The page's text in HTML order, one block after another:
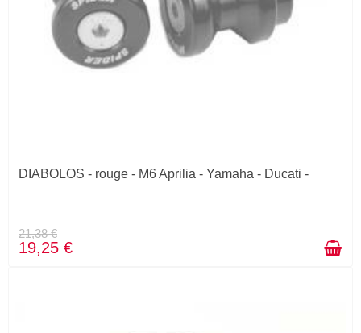
DIABOLOS - rouge - M6 Aprilia - Yamaha - Ducati -
21,38 €
19,25 €